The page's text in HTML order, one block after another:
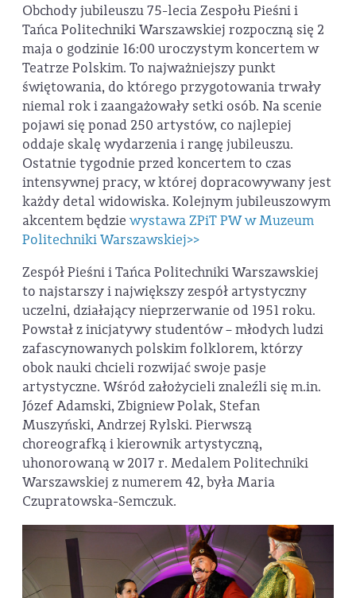
Obchody jubileuszu 75-lecia Zespołu Pieśni i
Tańca Politechniki Warszawskiej rozpoczną się 2
maja o godzinie 16:00 uroczystym koncertem w
Teatrze Polskim. To najważniejszy punkt
świętowania, do którego przygotowania trwały
niemal rok i zaangażowały setki osób. Na scenie
pojawi się ponad 250 artystów, co najlepiej
oddaje skalę wydarzenia i rangę jubileuszu.
Ostatnie tygodnie przed koncertem to czas
intensywnej pracy, w której dopracowywany jest
każdy detal widowiska. Kolejnym jubileuszowym
akcentem będzie wystawa ZPiT PW w Muzeum
Politechniki Warszawskiej>>
Zespół Pieśni i Tańca Politechniki Warszawskiej
to najstarszy i największy zespół artystyczny
uczelni, działający nieprzerwanie od 1951 roku.
Powstał z inicjatywy studentów – młodych ludzi
zafascynowanych polskim folklorem, którzy
obok nauki chcieli rozwijać swoje pasje
artystyczne. Wśród założycieli znaleźli się m.in.
Józef Adamski, Zbigniew Polak, Stefan
Muszyński, Andrzej Rylski. Pierwszą
choreografką i kierownik artystyczną,
uhonorowaną w 2017 r. Medalem Politechniki
Warszawskiej z numerem 42, była Maria
Czupratowska-Semczuk.